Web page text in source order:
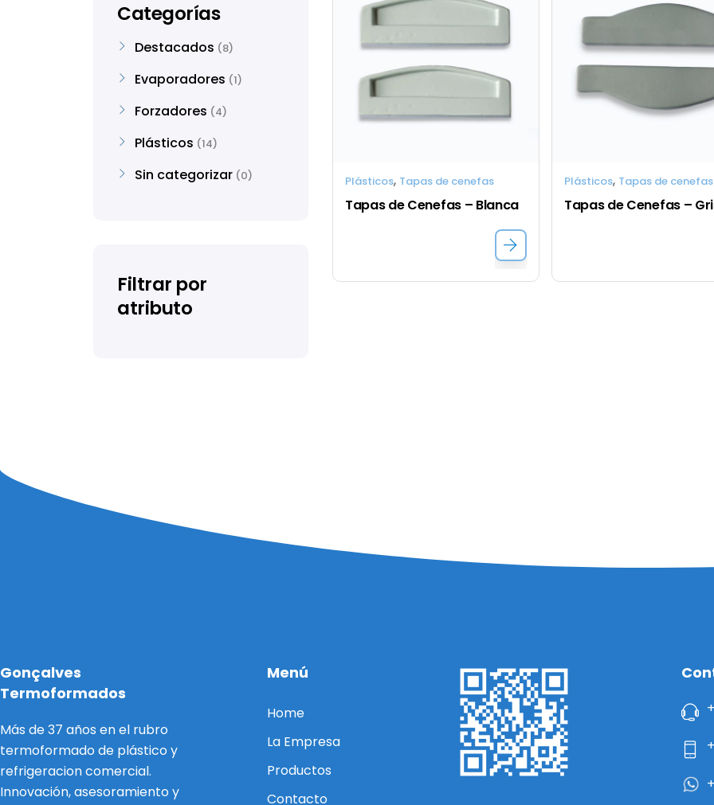
Plásticos, Tapas de cenefas
Tapas de Cenefas – Blanca
Plásticos, Tapas de cenefas
Tapas de Cenefas –
Categorías
Destacados 8
Evaporadores 1
Forzadores 4
Plásticos 14
Sin categorizar 0
Filtrar por
atributo
Gonçalves
Termoformados
Más de 37 años en el rubro
termoformado de plástico y
refrigeracion comercial.
Innovación, asesoramiento y
Menú
Home
La Empresa
Productos
Contacto